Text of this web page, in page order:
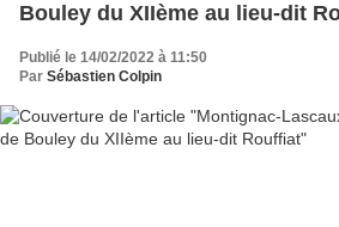
Bouley du XIIème au lieu-dit
Publié le 14/02/2022 à 11:50
Par Sébastien Colpin